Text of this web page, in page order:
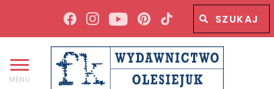
Wyszukiwana fraza
MENU